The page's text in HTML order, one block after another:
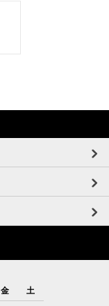
金 土